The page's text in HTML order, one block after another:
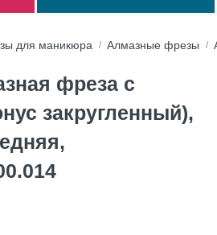
для маникюра Алмазные фрезы
фреза с
закругленный),